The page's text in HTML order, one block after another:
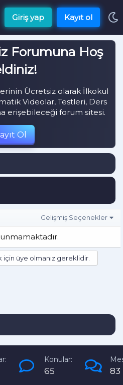
Giriş yap Kayıt ol
Forumuna Hoş
Ücretsiz olarak İlkokul
Videolar, Testleri, Ders
erişebileceği forum sitesi.
Ol
Gelişmiş Seçenekler
için üye olmanız gereklidir.
Konular:
65 83